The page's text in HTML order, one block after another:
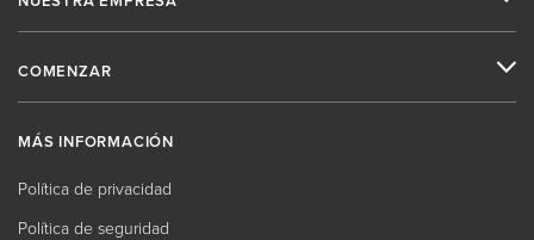
COMENZAR
MÁS INFORMACIÓN
Política de privacidad
Política de seguridad